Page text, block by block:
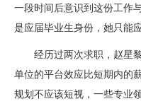
一段时间后意识到这份工作
是应届毕业生身份，她只能
经历过两次求职，赵星黎
单位的平台效应比短期内的
规划不应该短视，一些专业